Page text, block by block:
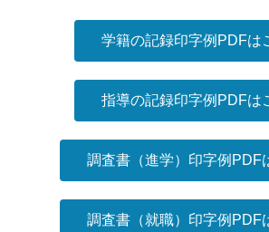
学籍の記録印字例PDFは
指導の記録印字例PDFは
調査書（進学）印字例PDF
調査書（就職）印字例PDF